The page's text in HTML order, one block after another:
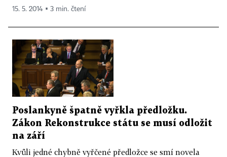
15. 5. 2014 ▪ 3 min. čtení
Poslankyně špatně vyřkla předložku.
Zákon Rekonstrukce státu se musí odložit
na září
Kvůli jedné chybně vyřčené předložce se smí novela